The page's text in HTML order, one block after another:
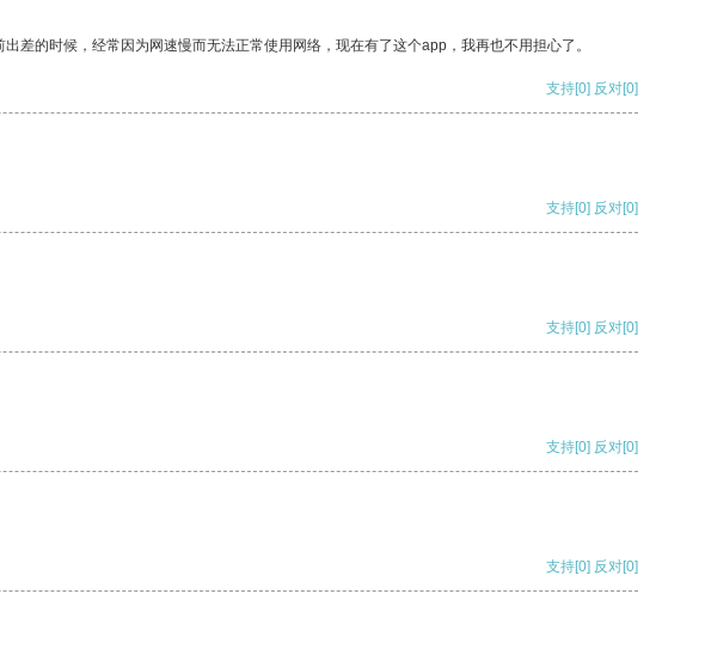
的时候，经常因为网速慢而无法正常使用网络，现在有了这个app，我再也不用担心了。
支持[0] 反对[0]
支持[0] 反对[0]
支持[0] 反对[0]
支持[0] 反对[0]
支持[0] 反对[0]